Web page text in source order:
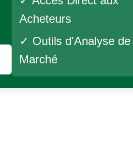
Acheteurs
✓ Outils d'Analyse de
Marché